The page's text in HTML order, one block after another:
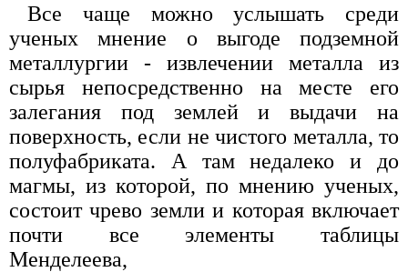
Все чаще можно услышать среди
ученых мнение о выгоде подземной
металлургии - извлечении металла из
сырья непосредственно на месте его
залегания под землей и выдачи на
поверхность, если не чистого металла, то
полуфабриката. А там недалеко и до
магмы, из которой, по мнению ученых,
состоит чрево земли и которая включает
почти все элементы таблицы
Менделеева,